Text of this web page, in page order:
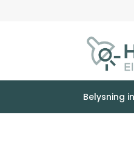
Belysning